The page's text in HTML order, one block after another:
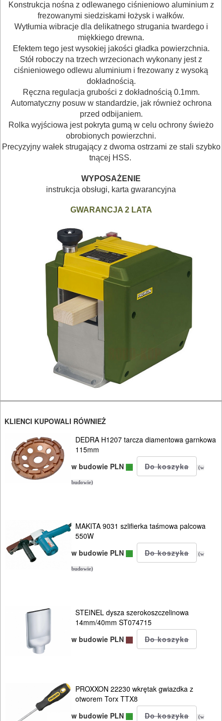
MASZYNKI
URZĄDZENIA
BUDOWLANE
MASZYNY
NARZĘDZIA
BRUKARSKIE
DREWNA
dłuta
parkietów
gruboścówki-
frezarki
maszyny
ciesielskie
odciągi-
odkurzacze
okleiniarki
pilarki
stołowe
piły
brzeszczotowe
piły
ręczne
system
FESTOOL
systemy
szlifierki
tokarki
ukośnice
Konstrukcja nośna z odlewanego ciśnieniowo aluminium z
frezowanymi siedziskami łożysk i wałków.
Wytłumia wibracje dla delikatnego strugania twardego i
miękkiego drewna.
Efektem tego jest wysokiej jakości gładka powierzchnia.
Stół roboczy na trzech wrzecionach wykonany jest z
ciśnieniowego odlewu aluminium i frezowany z wysoką
dokładnością.
Ręczna regulacja grubości z dokładnością 0.1mm.
Automatyczny posuw w standardzie, jak również ochrona
przed odbijaniem.
Rolka wyjściowa jest pokryta gumą w celu ochrony świeżo
obrobionych powierzchni.
Precyzyjny wałek strugający z dwoma ostrzami ze stali szybko
tnącej HSS.
WYPOSAŻENIE
instrukcja obsługi, karta gwarancyjna
GWARANCJA 2 LATA
KLIENCI KUPOWALI RÓWNIEŻ
DEDRA H1207 tarcza diamentowa garnkowa
115mm
w budowie PLN
(w
budowie)
MAKITA 9031 szlifierka taśmowa palcowa
550W
w budowie PLN
(w
budowie)
STEINEL dysza szerokoszczelinowa
14mm/40mm ST074715
w budowie PLN
PROXXON 22230 wkrętak gwiazdka z
otworem Torx TTX8
w budowie PLN
(w